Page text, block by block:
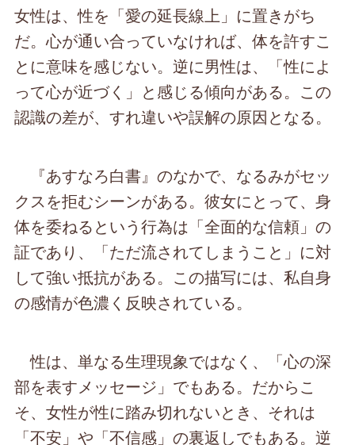
女性は、性を「愛の延長線上」に置きがち
だ。心が通い合っていなければ、体を許すこ
とに意味を感じない。逆に男性は、「性によ
って心が近づく」と感じる傾向がある。この
認識の差が、すれ違いや誤解の原因となる。
『あすなろ白書』のなかで、なるみがセッ
クスを拒むシーンがある。彼女にとって、身
体を委ねるという行為は「全面的な信頼」の
証であり、「ただ流されてしまうこと」に対
して強い抵抗がある。この描写には、私自身
の感情が色濃く反映されている。
性は、単なる生理現象ではなく、「心の深
部を表すメッセージ」でもある。だからこ
そ、女性が性に踏み切れないとき、それは
「不安」や「不信感」の裏返しでもある。逆